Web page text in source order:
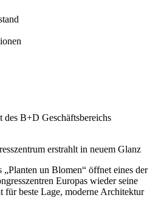
B+D Geschäftsbereichs
erstrahlt in neuem Glanz
„Planten un Blomen“ öffnet eines der
Europas wieder seine
für beste Lage, moderne Architektur